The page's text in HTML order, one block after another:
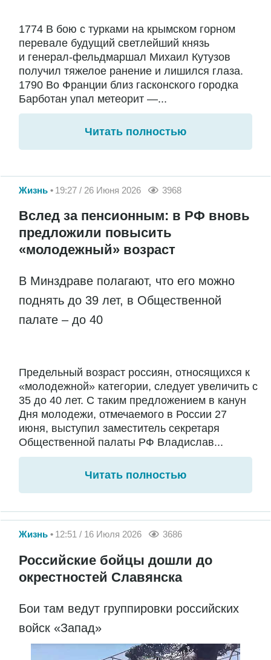
1774 В бою с турками на крымском горном
перевале будущий светлейший князь
и генерал-фельдмаршал Михаил Кутузов
получил тяжелое ранение и лишился глаза.
1790 Во Франции близ гасконского городка
Барботан упал метеорит —...
Читать полностью
Жизнь 19:27 / 26 Июня 2026 3968
Вслед за пенсионным: в РФ вновь
предложили повысить
«молодежный» возраст
В Минздраве полагают, что его можно
поднять до 39 лет, в Общественной
палате – до 40
Предельный возраст россиян, относящихся к
«молодежной» категории, следует увеличить с
35 до 40 лет. С таким предложением в канун
Дня молодежи, отмечаемого в России 27
июня, выступил заместитель секретаря
Общественной палаты РФ Владислав...
Читать полностью
Жизнь 12:51 / 16 Июля 2026 3686
Российские бойцы дошли до
окрестностей Славянска
Бои там ведут группировки российских
войск «Запад»